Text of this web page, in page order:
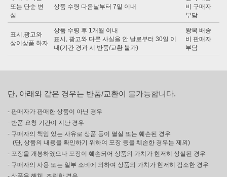
또는 단순 변
심
상품 수령 다음날부터 7일 이내
비 구매자
부담
표시,광고와
상이상품 하자
상품 수령 후 1개월 이내
표시, 광고와 다른 사실을 안 날로부터 30일 이
내(기간 경과 시 반품/교환 불가)
왕복 배송
비 판매자
부담
단, 아래와 같은 경우는 반품/교환이 불가능합니다.
- 판매자가 판매한 상품이 아닌 경우
- 반품 요청 기간이 지난 경우
- 구매자의 책임 있는 사유로 상품 등이 멸실 또는 훼손된 경우
(단, 상품의 내용을 확인하기 위하여 포장 등을 훼손한 경우는 제외)
- 포장을 개봉하였으나 포장이 훼손되어 상품의 가치가 현저히 상실된 경우
- 구매자의 사용 또는 일부 소비에 의하여 상품의 가치가 현저히 감소한 경우